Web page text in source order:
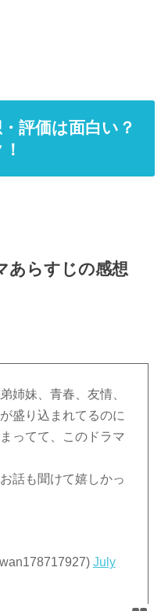
評価は面白い？
あらすじの感想
姉妹、青春、友情、
盛り込まれてるのに
ってて、このドラマ
話も聞けて嬉しかっ
July